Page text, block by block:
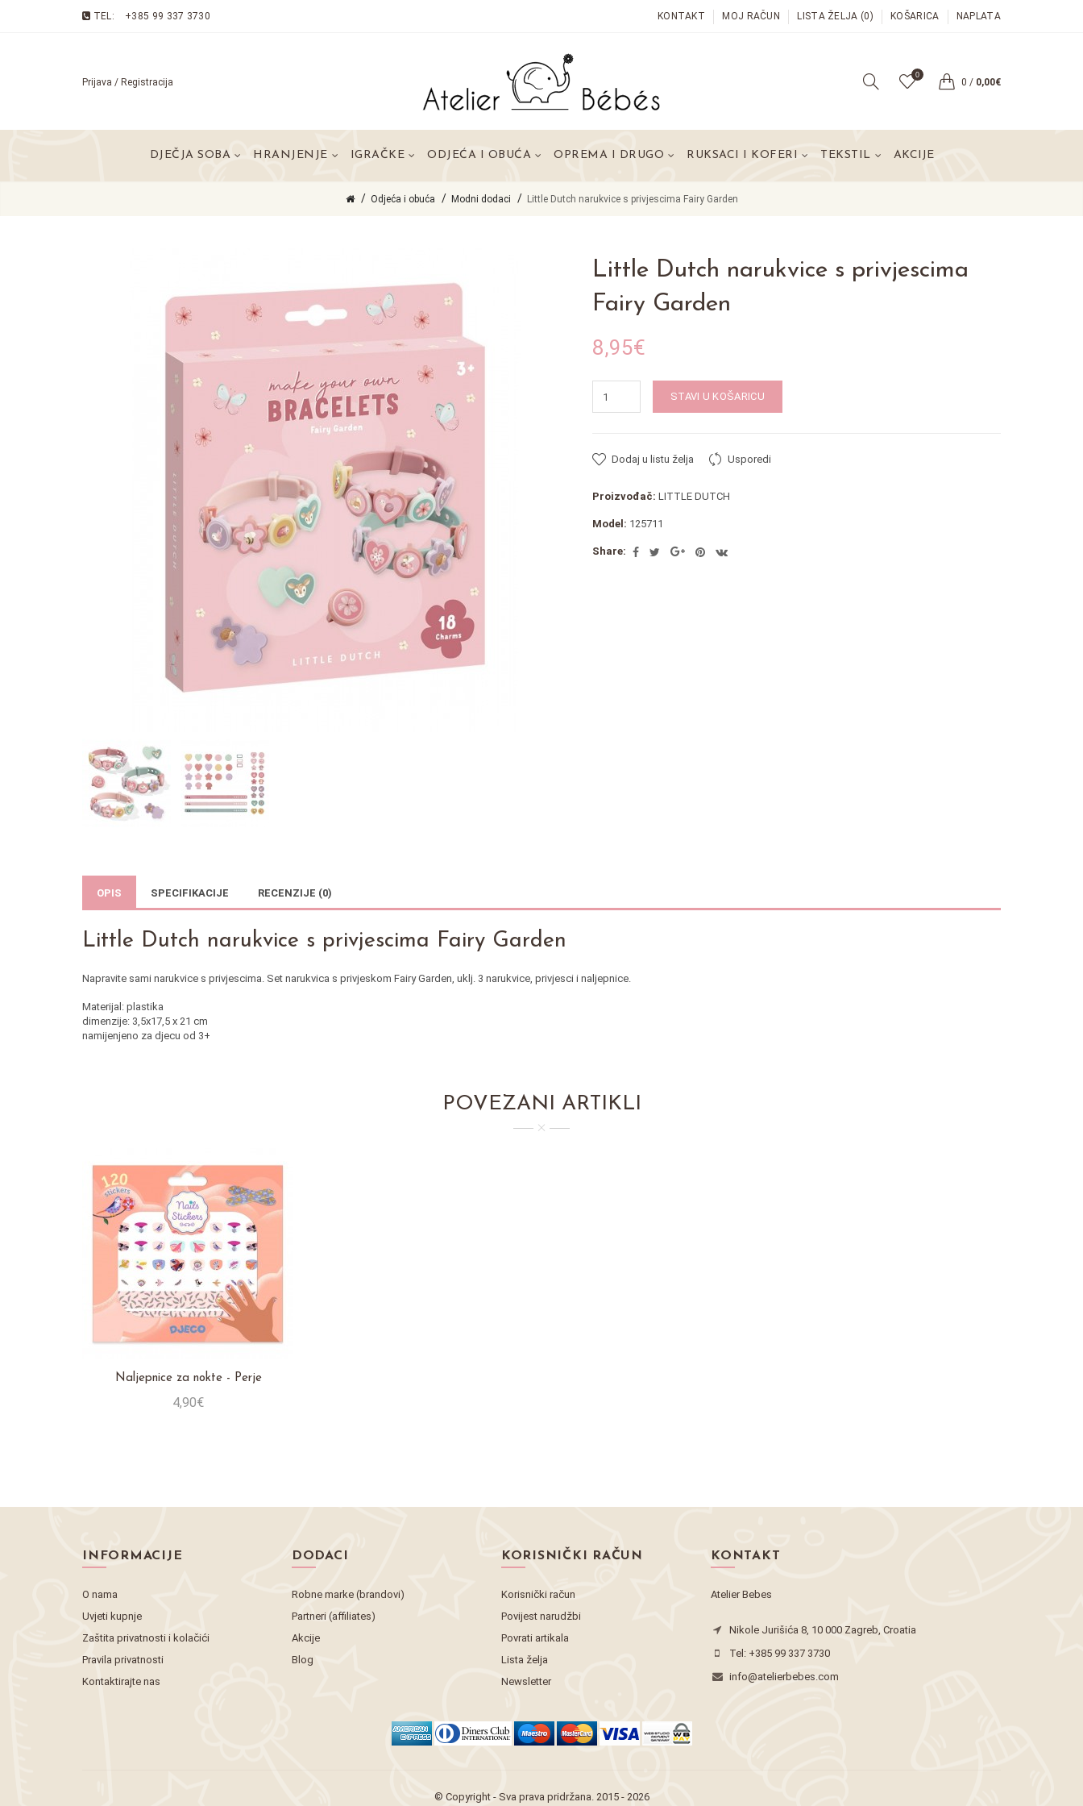
TEL: +385 99 337 3730 KONTAKT MOJ RAČUN LISTA ŽELJA (0) KOŠARICA NAPLATA
Prijava / Registracija
0
0 / 0,00€
DJEČJA SOBA HRANJENJE IGRAČKE ODJEĆA I OBUĆA OPREMA I DRUGO RUKSACI I KOFERI TEKSTIL AKCIJE
Odjeća i obuća Modni dodaci Little Dutch narukvice s privjescima Fairy Garden
Little Dutch narukvice s privjescima
Fairy Garden
8,95€
STAVI U KOŠARICU
Dodaj u listu želja Usporedi
Proizvođač: LITTLE DUTCH
Model: 125711
Share:
OPIS SPECIFIKACIJE RECENZIJE (0)
Little Dutch narukvice s privjescima Fairy Garden
Napravite sami narukvice s privjescima. Set narukvica s privjeskom Fairy Garden, uklj. 3 narukvice, privjesci i naljepnice.
Materijal: plastika
dimenzije: 3,5x17,5 x 21 cm
namijenjeno za djecu od 3+
POVEZANI ARTIKLI
Naljepnice za nokte - Perje
4,90€
INFORMACIJE
O nama
Uvjeti kupnje
Zaštita privatnosti i kolačići
Pravila privatnosti
Kontaktirajte nas
DODACI
Robne marke (brandovi)
Partneri (affiliates)
Akcije
Blog
KORISNIČKI RAČUN
Korisnički račun
Povijest narudžbi
Povrati artikala
Lista želja
Newsletter
KONTAKT
Atelier Bebes
Nikole Jurišića 8, 10 000 Zagreb, Croatia
Tel: +385 99 337 3730
info@atelierbebes.com
© Copyright - Sva prava pridržana. 2015 - 2026